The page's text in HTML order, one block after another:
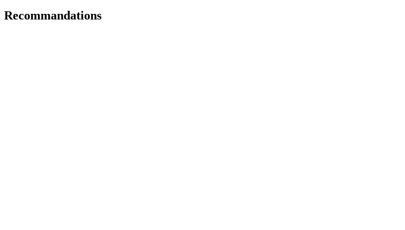
Recommandations